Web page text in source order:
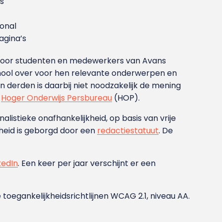
studenten en medewerkers van Avans
over voor hen relevante onderwerpen en
is daarbij niet noodzakelijk de mening
Hoger Onderwijs Persbureau (HOP).
onafhankelijkheid, op basis van vrije
is geborgd door een redactiestatuut. De
. Een keer per jaar verschijnt er een
WCAG 2.1, niveau AA.